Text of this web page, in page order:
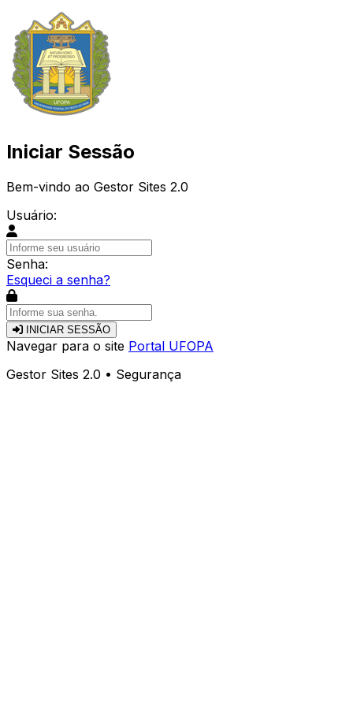
Iniciar Sessão
Bem-vindo ao Gestor Sites 2.0
Usuário:
Senha:
Esqueci a senha?
INICIAR SESSÃO
Navegar para o site Portal UFOPA
Gestor Sites 2.0 • Segurança